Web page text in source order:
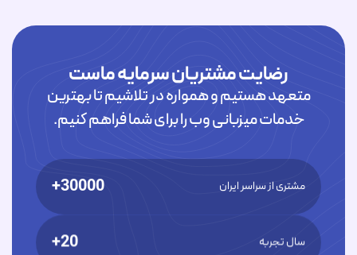
رضایت مشتریان سرمایه ماست
متعهد هستیم و همواره در تلاشیم تا بهترین
خدمات میزبانی وب را برای شما فراهم کنیم.
مشتری از سراسر ایران 30000+
سال تجربه 20+